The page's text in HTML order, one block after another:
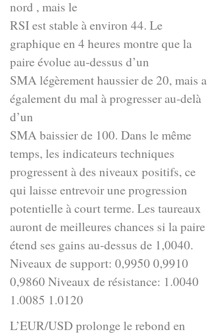
nord , mais le
RSI est stable à environ 44. Le
graphique en 4 heures montre que la
paire évolue au-dessus d’un
SMA légèrement haussier de 20, mais a
également du mal à progresser au-delà
d’un
SMA baissier de 100. Dans le même
temps, les indicateurs techniques
progressent à des niveaux positifs, ce
qui laisse entrevoir une progression
potentielle à court terme. Les taureaux
auront de meilleures chances si la paire
étend ses gains au-dessus de 1,0040.
Niveaux de support: 0,9950 0,9910
0,9860 Niveaux de résistance: 1.0040
1.0085 1.0120
L’EUR/USD prolonge le rebond en